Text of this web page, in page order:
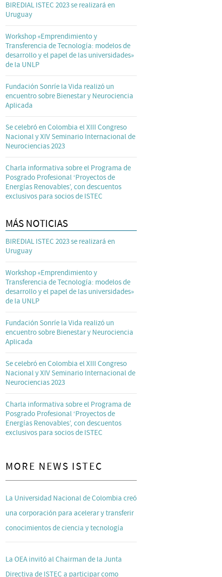
BIREDIAL ISTEC 2023 se realizará en
Uruguay
Workshop «Emprendimiento y
Transferencia de Tecnología: modelos de
desarrollo y el papel de las universidades»
de la UNLP
Fundación Sonríe la Vida realizó un
encuentro sobre Bienestar y Neurociencia
Aplicada
Se celebró en Colombia el XIII Congreso
Nacional y XIV Seminario Internacional de
Neurociencias 2023
Charla informativa sobre el Programa de
Posgrado Profesional ‘Proyectos de
Energías Renovables’, con descuentos
exclusivos para socios de ISTEC
MÁS NOTICIAS
BIREDIAL ISTEC 2023 se realizará en
Uruguay
Workshop «Emprendimiento y
Transferencia de Tecnología: modelos de
desarrollo y el papel de las universidades»
de la UNLP
Fundación Sonríe la Vida realizó un
encuentro sobre Bienestar y Neurociencia
Aplicada
Se celebró en Colombia el XIII Congreso
Nacional y XIV Seminario Internacional de
Neurociencias 2023
Charla informativa sobre el Programa de
Posgrado Profesional ‘Proyectos de
Energías Renovables’, con descuentos
exclusivos para socios de ISTEC
MORE NEWS ISTEC
La Universidad Nacional de Colombia creó
una corporación para acelerar y transferir
conocimientos de ciencia y tecnología
La OEA invitó al Chairman de la Junta
Directiva de ISTEC a participar como